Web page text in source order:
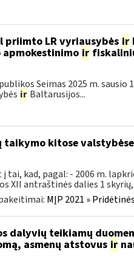
priimto LR vyriausybės ir
ir
Seimas 2025 m. sausio
ir Baltarusijos...
taikymo kitose
kad, pagal: - 2006 m.
XII antraštinės dalies 1 skyrių,
MĮP 2021 »
dalyvių teikiamų
asmenų atstovus ir